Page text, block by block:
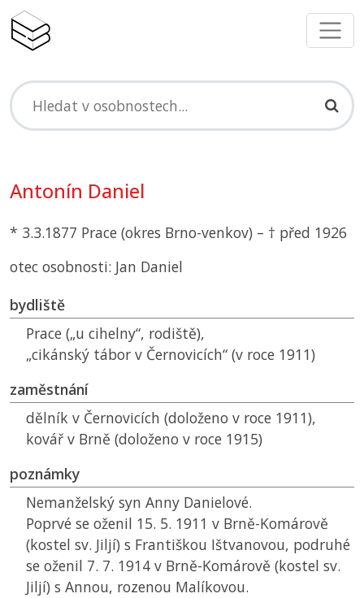
Antonín Daniel
* 3.3.1877 Prace (okres Brno-venkov) – † před 1926
otec osobnosti: Jan Daniel
bydliště
Prace („u cihelny“, rodiště),
„cikánský tábor v Černovicích“ (v roce 1911)
zaměstnání
dělník v Černovicích (doloženo v roce 1911),
kovář v Brně (doloženo v roce 1915)
poznámky
Nemanželský syn Anny Danielové.
Poprvé se oženil 15. 5. 1911 v Brně-Komárově
(kostel sv. Jiljí) s Františkou Ištvanovou, podruhé
se oženil 7. 7. 1914 v Brně-Komárově (kostel sv.
Jiljí) s Annou, rozenou Malíkovou.